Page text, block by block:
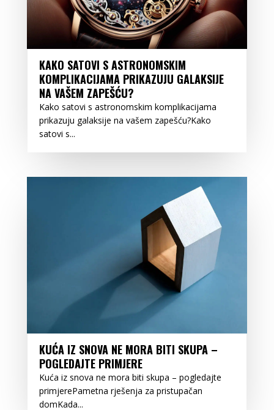
KAKO SATOVI S ASTRONOMSKIM
KOMPLIKACIJAMA PRIKAZUJU GALAKSIJE
NA VAŠEM ZAPEŠĆU?
Kako satovi s astronomskim komplikacijama
prikazuju galaksije na vašem zapešću?Kako
satovi s...
KUĆA IZ SNOVA NE MORA BITI SKUPA –
POGLEDAJTE PRIMJERE
Kuća iz snova ne mora biti skupa – pogledajte
primjerePametna rješenja za pristupačan
domKada...